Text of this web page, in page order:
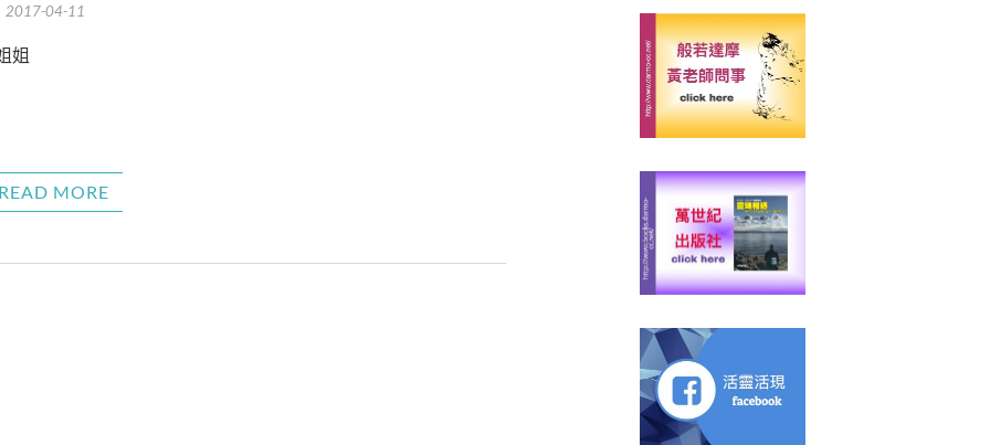
2017-04-11
姐
MORE